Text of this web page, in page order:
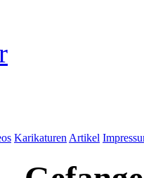
Karikaturen Artikel